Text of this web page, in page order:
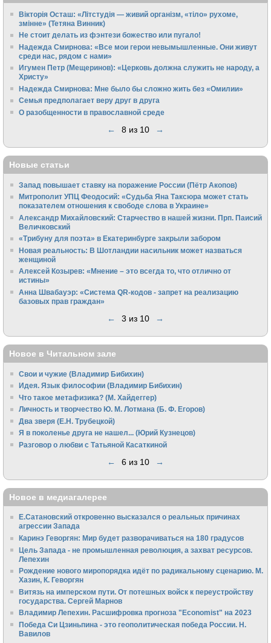
Вікторія Осташ: «Літстудія — живий організм, «тіло» рухоме,
змінне» (Тетяна Винник)
Не стоит делать из фэнтези божество или пугало!
Надежда Смирнова: «Все мои герои невымышленные. Они живут
среди нас, рядом с нами»
Игумен Петр (Мещеринов): «Церковь должна служить не народу, а
Христу»
Надежда Смирнова: Мне было бы сложно жить без «Омилии»
Семья предполагает веру друг в друга
О разобщенности в православной среде
← 8 из 10 →
Новые статьи
Запад повышает ставку на поражение России (Пётр Акопов)
Митрополит УПЦ Феодосий: «Судьба Яна Таксюра может стать
показателем отношения к свободе слова в Украине»
Алек­сандр Михайловский: Старчество в нашей жизни. Прп. Паисий
Величковский
«Трибуну для поэта» в Екатеринбурге закрыли забором
Новая реальность: В Шотландии насильник может назваться
женщиной
Алексей Козырев: «Мнение – это всегда то, что отлично от
истины»
Анна Швабауэр: «Система QR-кодов - запрет на реализацию
базовых прав граждан»
← 3 из 10 →
Новое в Читальном зале
Свои и чужие (Владимир Бибихин)
Идея. Язык философии (Владимир Бибихин)
Что такое метафизика? (М. Хайдеггер)
Личность и творчество Ю. М. Лотмана (Б. Ф. Егоров)
Два зверя (Е.Н. Трубецкой)
Я в поколенье друга не нашел... (Юрий Кузнецов)
Разговор о любви с Татьяной Касаткиной
← 6 из 10 →
Новое в медиагалерее
Е.Сатановский откровенно высказался о реальных причинах
агрессии Запада
Каринэ Геворгян: Мир будет разворачиваться на 180 градусов
Цель Запада - не промышленная революция, а захват ресурсов.
Лепехин
Рождение нового миропорядка идёт по радикальному сценарию. М.
Хазин, К. Геворгян
Витязь на имперском пути. От потешных войск к переустройству
государства. Сергей Марнов
Владимир Лепехин. Расшифровка прогноза "Economist" на 2023
Победа Си Цзиньпина - это геополитическая победа России. Н.
Вавилов